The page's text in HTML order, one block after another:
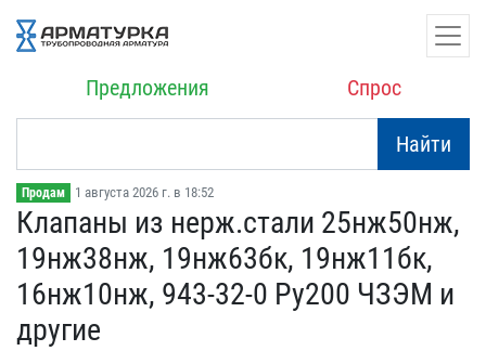
Предложения Спрос
Найти
Продам 1 августа 2026 г. в 18:52
Клапаны из нерж.стали 25​нж50нж,
19нж38нж, 19нж63​бк, 19нж11бк,
16нж10нж, ​943-32-0 Ру200 ЧЗЭМ и
др​угие